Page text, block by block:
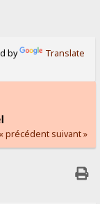
by Translate
« précédent suivant »